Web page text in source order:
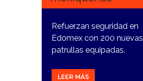
Refuerzan seguridad en
Edomex con 200 nuevas
patrullas equipadas.
LEER MÁS